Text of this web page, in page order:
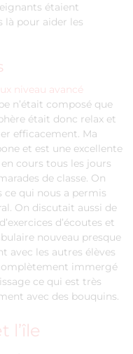
étaient
pour aider les
niveau avancé
n’était composé que
était donc relax et
efficacement. Ma
et est une excellente
cours tous les jours
de classe. On
ce qui nous a permis
On discutait aussi de
d’écoutes et
nouveau presque
avec les autres élèves
immergé
ce qui est très
avec des bouquins.
l’île